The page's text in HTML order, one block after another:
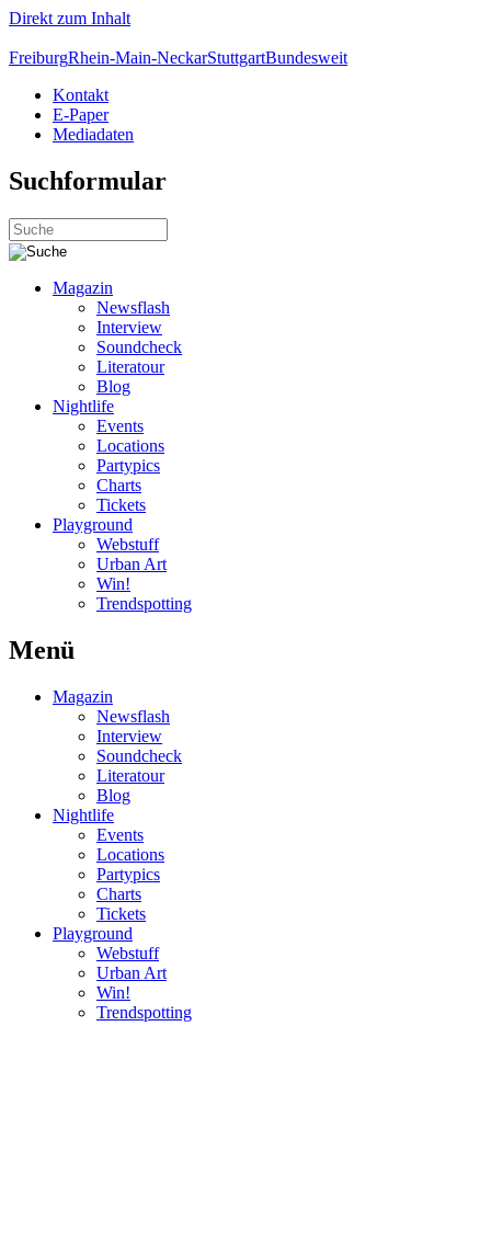
Direkt zum Inhalt
FreiburgRhein-Main-NeckarStuttgartBundesweit
Kontakt
E-Paper
Mediadaten
Suchformular
Magazin
Newsflash
Interview
Soundcheck
Literatour
Blog
Nightlife
Events
Locations
Partypics
Charts
Tickets
Playground
Webstuff
Urban Art
Win!
Trendspotting
Menü
Magazin
Newsflash
Interview
Soundcheck
Literatour
Blog
Nightlife
Events
Locations
Partypics
Charts
Tickets
Playground
Webstuff
Urban Art
Win!
Trendspotting